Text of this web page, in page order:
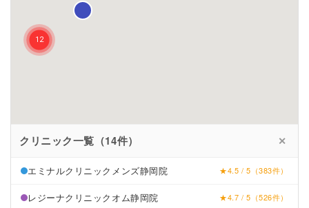
クリニック一覧（14件） ✕
エミナルクリニックメンズ静岡院 ★4.5 / 5（383件）
レジーナクリニックオム静岡院 ★4.7 / 5（526件）